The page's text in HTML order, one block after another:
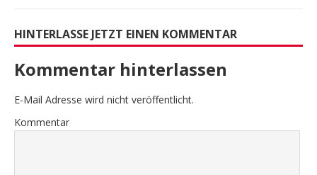
HINTERLASSE JETZT EINEN KOMMENTAR
Kommentar hinterlassen
E-Mail Adresse wird nicht veröffentlicht.
Kommentar